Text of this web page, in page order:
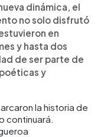
dinámica, el
no solo disfrutó
en
y hasta dos
de ser parte de
y
la historia de
continuará.